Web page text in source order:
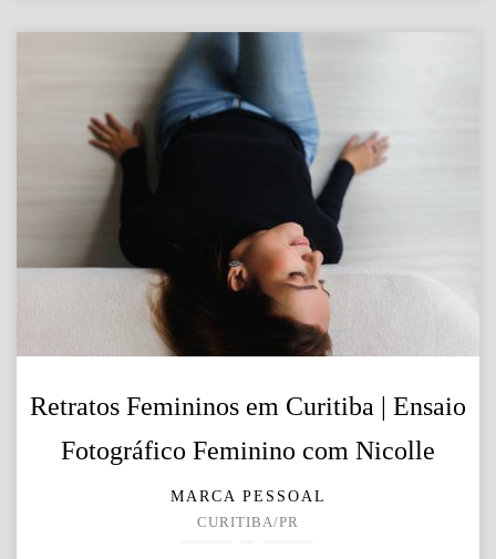
Retratos Femininos em Curitiba | Ensaio
Fotográfico Feminino com Nicolle
MARCA PESSOAL
CURITIBA/PR